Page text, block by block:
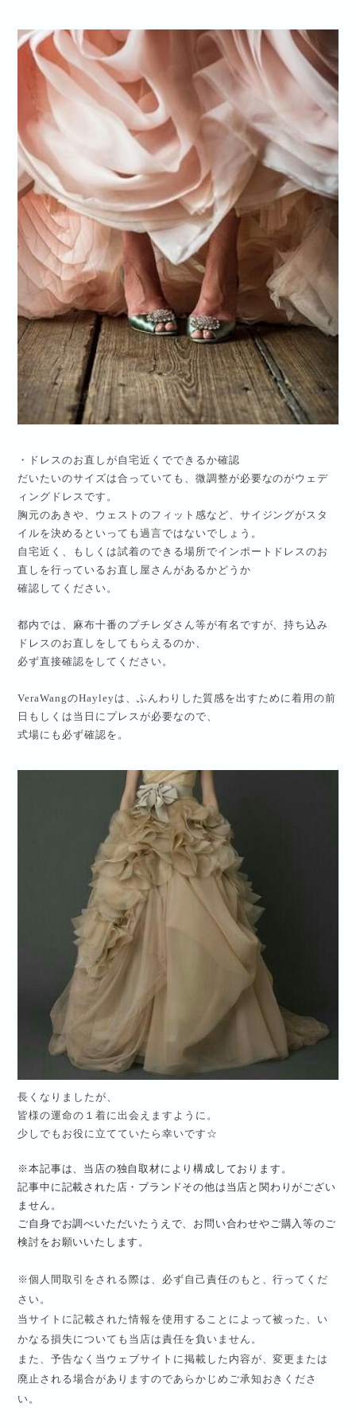
・ドレスのお直しが自宅近くでできるか確認
だいたいのサイズは合っていても、微調整が必要なのがウェデ
ィングドレスです。
胸元のあきや、ウェストのフィット感など、サイジングがスタ
イルを決めるといっても過言ではないでしょう。
自宅近く、もしくは試着のできる場所でインポートドレスのお
直しを行っているお直し屋さんがあるかどうか
確認してください。
都内では、麻布十番のプチレダさん等が有名ですが、持ち込み
ドレスのお直しをしてもらえるのか、
必ず直接確認をしてください。
VeraWangのHayleyは、ふんわりした質感を出すために着用の前
日もしくは当日にプレスが必要なので、
式場にも必ず確認を。
長くなりましたが、
皆様の運命の１着に出会えますように。
少しでもお役に立てていたら幸いです☆
※本記事は、当店の独自取材により構成しております。
記事中に記載された店・ブランドその他は当店と関わりがござい
ません。
ご自身でお調べいただいたうえで、お問い合わせやご購入等のご
検討をお願いいたします。
※個人間取引をされる際は、必ず自己責任のもと、行ってくだ
さい。
当サイトに記載された情報を使用することによって被った、い
かなる損失についても当店は責任を負いません。
また、予告なく当ウェブサイトに掲載した内容が、変更または
廃止される場合がありますのであらかじめご承知おきくださ
い。